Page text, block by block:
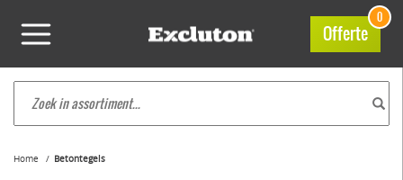
Offerte
0
Home Betontegels